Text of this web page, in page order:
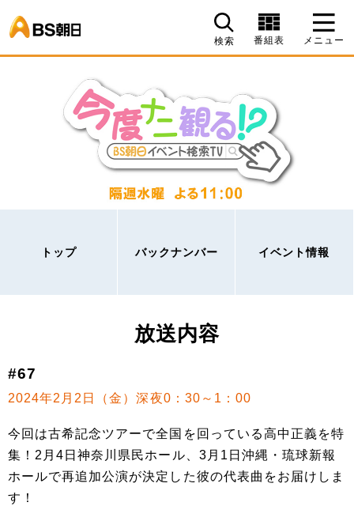
検索 番組表 メニュー
トップ バックナンバー イベント情報
放送内容
#67
2024年2月2日（金）深夜0：30～1：00
今回は古希記念ツアーで全国を回っている高中正義を特
集！2月4日神奈川県民ホール、3月1日沖縄・琉球新報
ホールで再追加公演が決定した彼の代表曲をお届けしま
す！